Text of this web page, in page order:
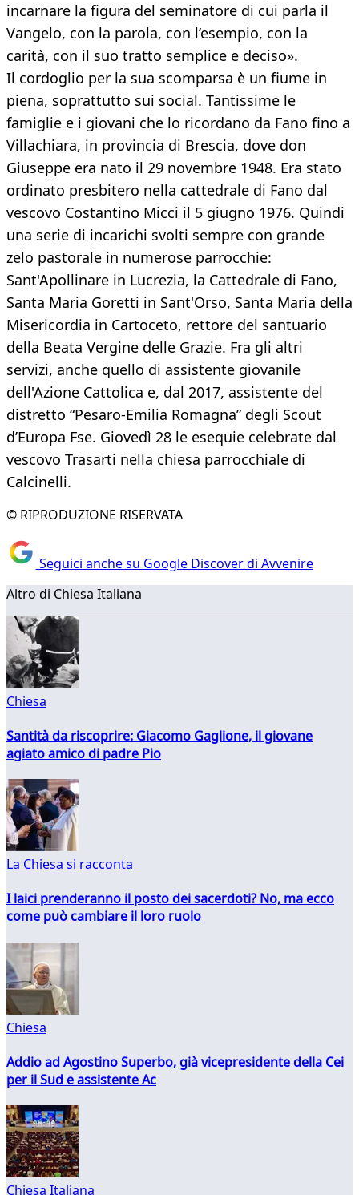
incarnare la figura del seminatore di cui parla il
Vangelo, con la parola, con l’esempio, con la
carità, con il suo tratto semplice e deciso».
Il cordoglio per la sua scomparsa è un fiume in
piena, soprattutto sui social. Tantissime le
famiglie e i giovani che lo ricordano da Fano fino a
Villachiara, in provincia di Brescia, dove don
Giuseppe era nato il 29 novembre 1948. Era stato
ordinato presbitero nella cattedrale di Fano dal
vescovo Costantino Micci il 5 giugno 1976. Quindi
una serie di incarichi svolti sempre con grande
zelo pastorale in numerose parrocchie:
Sant'Apollinare in Lucrezia, la Cattedrale di Fano,
Santa Maria Goretti in Sant'Orso, Santa Maria della
Misericordia in Cartoceto, rettore del santuario
della Beata Vergine delle Grazie. Fra gli altri
servizi, anche quello di assistente giovanile
dell'Azione Cattolica e, dal 2017, assistente del
distretto “Pesaro-Emilia Romagna” degli Scout
d’Europa Fse. Giovedì 28 le esequie celebrate dal
vescovo Trasarti nella chiesa parrocchiale di
Calcinelli.
© RIPRODUZIONE RISERVATA
Seguici anche su Google Discover di Avvenire
Altro di Chiesa Italiana
Chiesa
Santità da riscoprire: Giacomo Gaglione, il giovane
agiato amico di padre Pio
La Chiesa si racconta
I laici prenderanno il posto dei sacerdoti? No, ma ecco
come può cambiare il loro ruolo
Chiesa
Addio ad Agostino Superbo, già vicepresidente della Cei
per il Sud e assistente Ac
Chiesa Italiana